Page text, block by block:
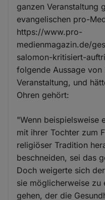
ganzen Veranstaltung
evangelischen pro-
https://www.pro-
medienmagazin.de/
salomon-kritisiert-
folgende Aussage
Veranstaltung, und
Ohren gehört:
"Wenn beispielsweise
mit ihrer Tochter zum
religiöser Tradition
beschneiden, sei das
Doch weigerte sich
sie möglicherweise zu
gehen, der die